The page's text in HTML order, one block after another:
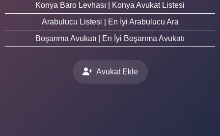
Konya Baro Levhası | Konya Avukat Listesi
Arabulucu Listesi | En İyi Arabulucu Ara
Boşanma Avukatı | En İyi Boşanma Avukatı
Avukat Ekle